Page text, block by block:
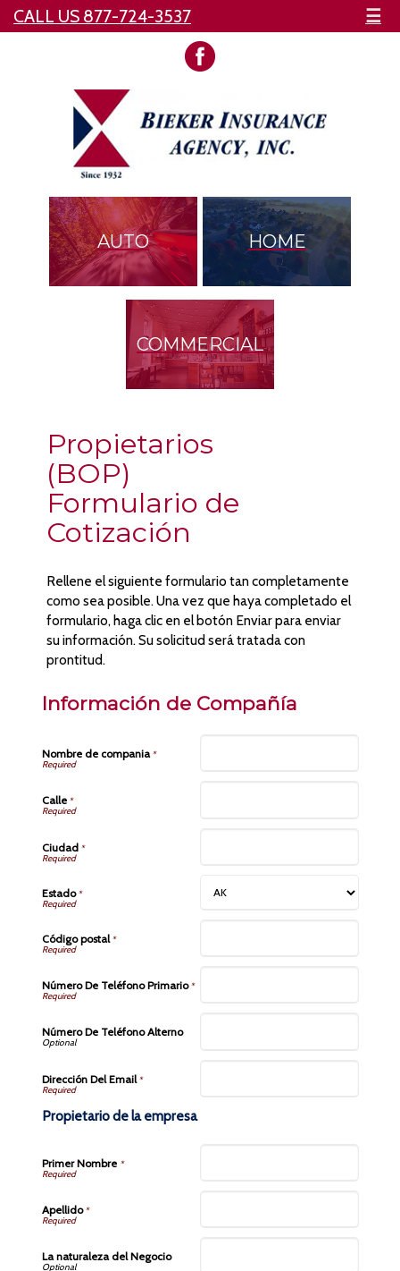
CALL US 877-724-3537 ☰
AUTO HOME
COMMERCIAL
Propietarios
(BOP)
Formulario de
Cotización
Rellene el siguiente formulario tan completamente
como sea posible. Una vez que haya completado el
formulario, haga clic en el botón Enviar para enviar
su información. Su solicitud será tratada con
prontitud.
Información de Compañía
Nombre de compania*
Calle*
Ciudad *
Estado*
Código postal*
Número De Teléfono Primario*
Número De Teléfono Alterno
Dirección Del Email*
Propietario de la empresa
Primer Nombre *
Apellido*
La naturaleza del Negocio